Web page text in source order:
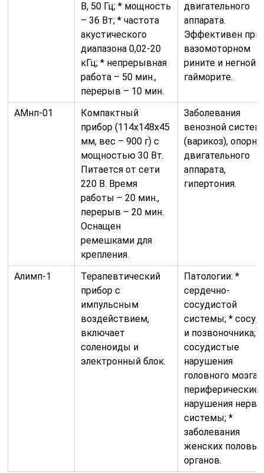
В, 50 Гц; * мощность
– 36 Вт; * частота
акустического
диапазона 0,02-20
кГц; * непрерывная
работа – 50 мин.,
перерыв – 10 мин.
двигательного
аппарата.
Эффективен при
вазомоторном
рините и
гайморите.
АМнп-01
Компактный
прибор (114х148х45
мм, вес – 900 г) с
мощностью 30 Вт.
Питается от сети
220 В. Время
работы – 20 мин.,
перерыв – 20 мин.
Оснащен
ремешками для
крепления.
Заболевания
венозной
(варикоз),
двигательного
аппарата,
гипертония.
Алимп-1
Терапевтический
прибор с
импульсным
воздействием,
включает
соленоиды и
электронный блок.
Патологии: *
сердечно-
сосудистой
системы; *
и позвоночника; *
сосудистые
нарушения
головного мозга;
периферические
нарушения
системы; *
заболевания
женских половых
органов.